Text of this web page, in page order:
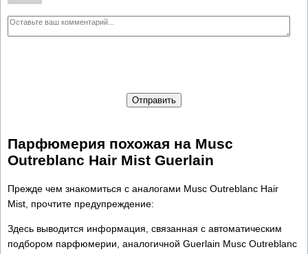
Отправить
Парфюмерия похожая на Musc
Outreblanc Hair Mist Guerlain
Прежде чем знакомиться с аналогами Musc Outreblanc Hair
Mist, прочтите предупреждение:
Здесь выводится информация, связанная с автоматическим
подбором парфюмерии, аналогичной Guerlain Musc Outreblanc